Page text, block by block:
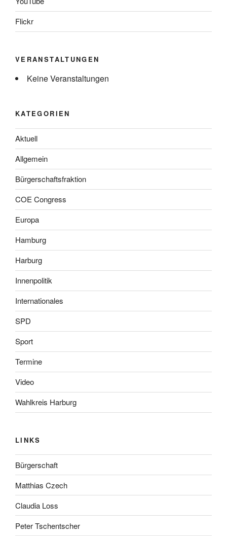
Flickr
VERANSTALTUNGEN
Keine Veranstaltungen
KATEGORIEN
Aktuell
Allgemein
Bürgerschaftsfraktion
COE Congress
Europa
Hamburg
Harburg
Innenpolitik
Internationales
SPD
Sport
Termine
Video
Wahlkreis Harburg
LINKS
Bürgerschaft
Matthias Czech
Claudia Loss
Peter Tschentscher